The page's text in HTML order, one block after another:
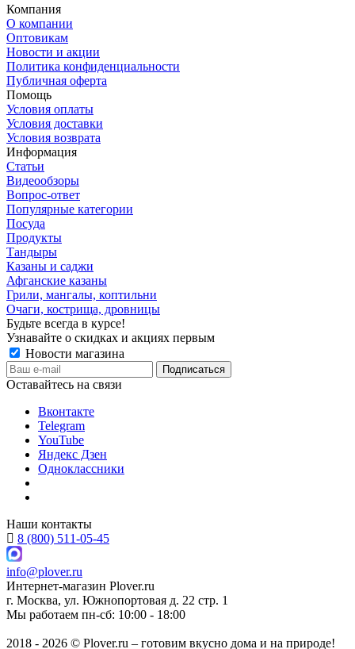
Компания
О компании
Оптовикам
Новости и акции
Политика конфиденциальности
Публичная оферта
Помощь
Условия оплаты
Условия доставки
Условия возврата
Информация
Статьи
Видеообзоры
Вопрос-ответ
Популярные категории
Посуда
Продукты
Тандыры
Казаны и саджи
Афганские казаны
Грили, мангалы, коптильни
Очаги, кострища, дровницы
Будьте всегда в курсе!
Узнавайте о скидках и акциях первым
Новости магазина
Оставайтесь на связи
Вконтакте
Telegram
YouTube
Яндекс Дзен
Одноклассники
Наши контакты
8 (800) 511-05-45
info@plover.ru
Интернет-магазин Plover.ru
г. Москва, ул. Южнопортовая д. 22 стр. 1
Мы работаем пн-сб: 10:00 - 18:00
2018 - 2026 © Plover.ru – готовим вкусно дома и на природе!